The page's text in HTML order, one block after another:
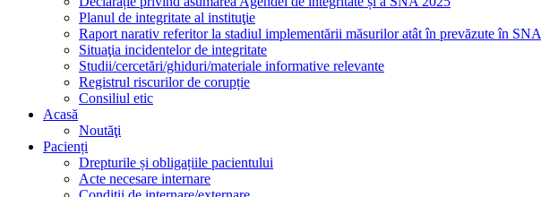
Planul de integritate al instituţie
Raport narativ referitor la stadiul implementării măsurilor atât în prevăzute în SNA
Situaţia incidentelor de integritate
Studii/cercetări/ghiduri/materiale informative relevante
Registrul riscurilor de corupție
Consiliul etic
Acasă
Noutăţi
Pacienți
Drepturile și obligațiile pacientului
Acte necesare internare